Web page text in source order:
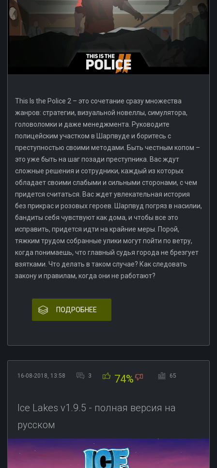
This Is the Police 2 – это сочетание сразу множества
жанров: стратегии, визуальной новеллы, симулятора,
головоломки и даже менеджмента. Руководите
полицейским участком в Шарпвуде и боритесь с
преступностью своими методами. Быть честным копом –
это уже быть на шаг позади преступника. Вас ждут
сложные решения и сотрудники, каждый из которых
обладает своими слабыми и сильными сторонами, с чем
придется считаться. Вас ждет увлекательная история
без прикрас и розовых героев. Шарпвуд погряз в насилии,
бандиты себя чувствуют как дома, и чтобы все это
исправить, придется идти на крайние меры. Порой,
тяжким трудом собранные улики могут пойти по ветру,
когда понимаешь, что главный судья города не брезгует
взятками. Что делать в таком случае? Как следовать
закону и правилам, когда они не работают?
ПОДРОБНЕЕ
16-08-2018, 13:58 3 74% 65
Ice Lakes v1.9.5 - полная версия на
русском